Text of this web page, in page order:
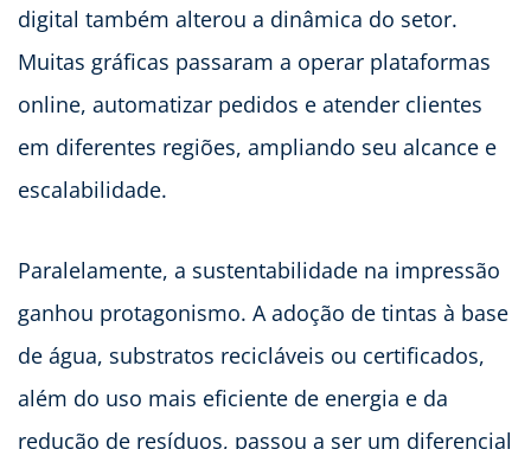
digital também alterou a dinâmica do setor.
Muitas gráficas passaram a operar plataformas
online, automatizar pedidos e atender clientes
em diferentes regiões, ampliando seu alcance e
escalabilidade.
Paralelamente, a sustentabilidade na impressão
ganhou protagonismo. A adoção de tintas à base
de água, substratos recicláveis ou certificados,
além do uso mais eficiente de energia e da
redução de resíduos, passou a ser um diferencial